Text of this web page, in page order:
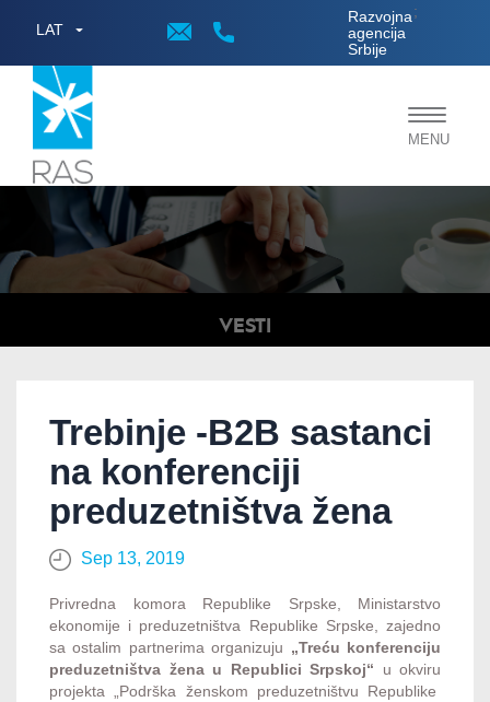
LAT
Razvojna
agencija
Srbije
;
Toggle
MENU
VESTI
Trebinje -B2B sastanci
na konferenciji
preduzetništva žena
Sep 13, 2019
Privredna komora Republike Srpske, Ministarstvo
ekonomije i preduzetništva Republike Srpske, zajedno
sa ostalim partnerima organizuju „Treću konferenciju
preduzetništva žena u Republici Srpskoj“ u okviru
projekta „Podrška ženskom preduzetništvu Republike